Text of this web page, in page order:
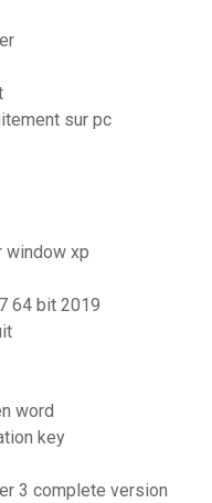
sur pc
window xp
64 bit 2019
word
key
3 complete version